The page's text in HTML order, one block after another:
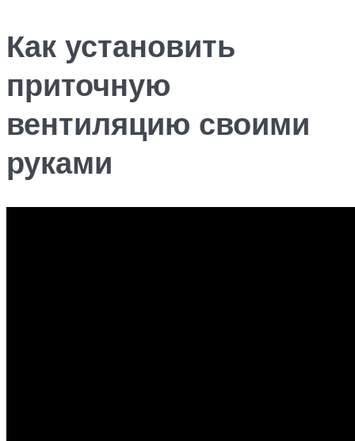
Как установить
приточную
вентиляцию своими
руками